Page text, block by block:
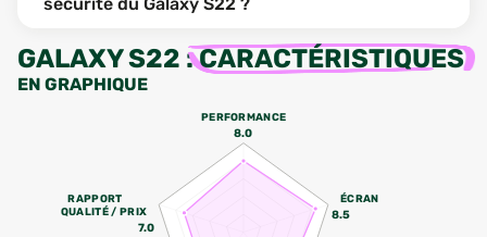
GALAXY S22 :CARACTÉRISTIQUES
EN GRAPHIQUE
PERFORMANCE
8.0
ÉCRAN
8.5
RAPPORT
QUALITÉ / PRIX
7.0